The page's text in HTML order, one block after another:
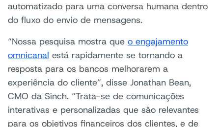
automatizado para uma conversa humana dentro
do fluxo do envio de mensagens.
“Nossa pesquisa mostra que o engajamento
omnicanal está rapidamente se tornando a
resposta para os bancos melhorarem a
experiência do cliente”, disse Jonathan Bean,
CMO da Sinch. “Trata-se de comunicações
interativas e personalizadas que são relevantes
para os objetivos financeiros dos clientes, e de